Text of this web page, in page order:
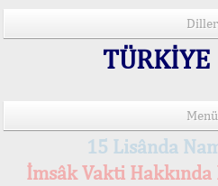
Diller
Menü
15 Lisânda
İmsâk Vakti